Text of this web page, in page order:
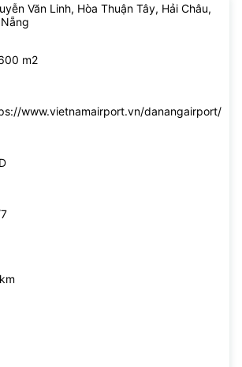
Văn Linh, Hòa Thuận Tây, Hải Châu,
m2
www.vietnamairport.vn/danangairport/